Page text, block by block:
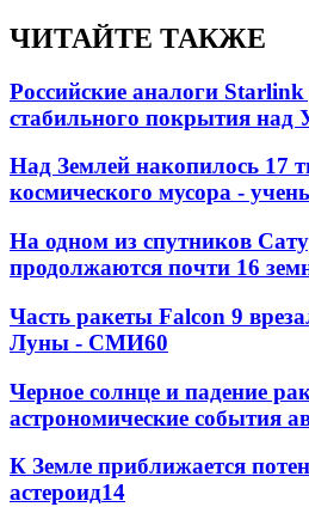
ЧИТАЙТЕ ТАКЖЕ
Российские аналоги Starlink
стабильного покрытия над
Над Землей накопилось 17
космического мусора -
На одном из спутников
продолжаются почти 16
Часть ракеты Falcon 9
Луны - СМИ60
Черное солнце и падение
астрономические события
К Земле приближается
астероид14